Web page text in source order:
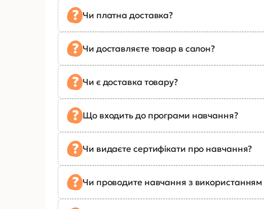
Чи платна доставка?
Чи доставляєте товар в салон?
Чи є доставка товару?
Що входить до програми навчання?
Чи видаєте сертифікати про навчання?
Чи проводите навчання з